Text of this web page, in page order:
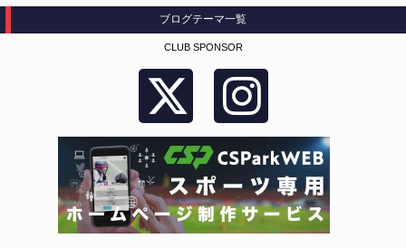
ブログテーマ一覧
CLUB SPONSOR